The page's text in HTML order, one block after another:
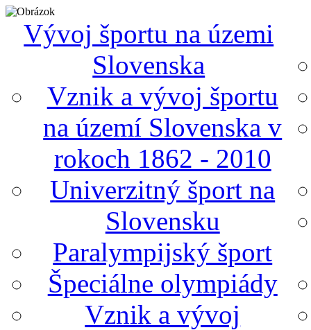
Vývoj športu na územi
Slovenska
Vznik a vývoj športu
na území Slovenska v
rokoch 1862 - 2010
Univerzitný šport na
Slovensku
Paralympijský šport
Špeciálne olympiády
Vznik a vývoj